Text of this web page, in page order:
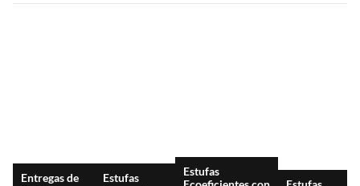
Entregas de
Estufas
Estufas